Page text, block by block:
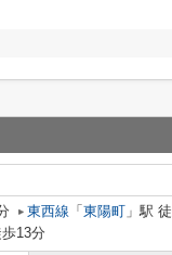
東西線 「 東陽町 」駅
歩13分